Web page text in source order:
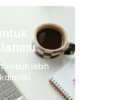
lebih
dimiliki